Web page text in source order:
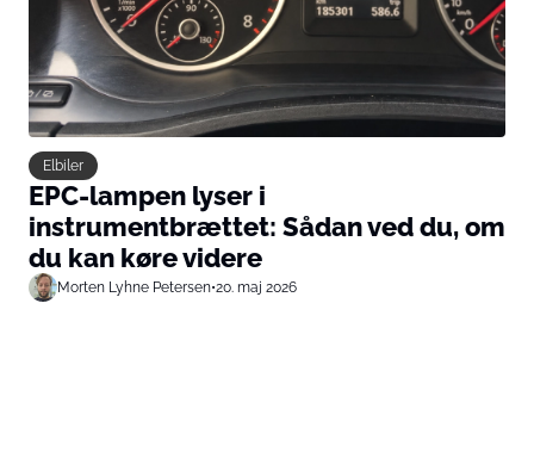
Elbiler
EPC-lampen lyser i
instrumentbrættet: Sådan ved du, om
du kan køre videre
Morten Lyhne Petersen•20. maj 2026